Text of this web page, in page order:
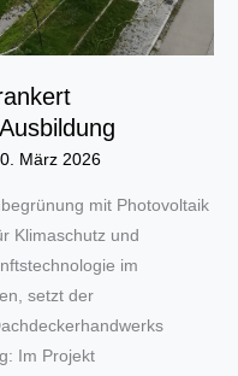
März 2026
mit Photovoltaik
Klimaschutz und
im
setzt der
Im Projekt